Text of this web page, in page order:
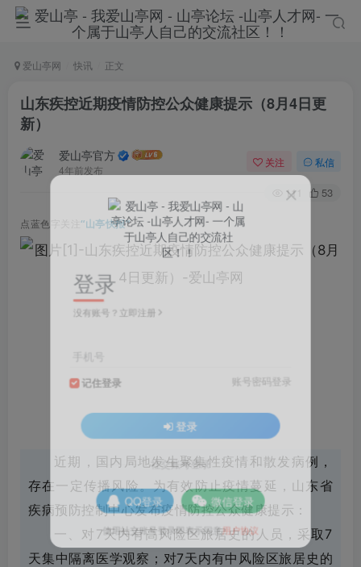
爱山亭网 快讯 正文
山东疾控近期疫情防控公众健康提示（8月4日更
新）
爱山亭官方
4年前发布
关注 私信
111 53
点蓝色字关注“山亭快报”
近期，国内局地发生聚集性疫情和散发病例，
存在一定传播风险。为有效防止疫情蔓延，山东省
疾病预防控制中心发布疫情防控公众健康提示：
一、对7天内有高风险区旅居史的人员，采取7
天集中隔离医学观察；对7天内有中风险区旅居史的
登录
没有账号？立即注册
手机号
记住登录 账号密码登录
登录
社交账号登录
QQ登录 微信登录
使用社交账号登录即表示同意用户协议